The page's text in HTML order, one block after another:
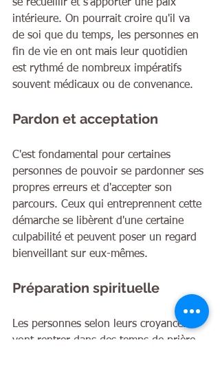
se recueillir et s'apporter une paix
intérieure. On pourrait croire qu'il va
de soi que du temps, les personnes en
fin de vie en ont mais leur quotidien
est rythmé de nombreux impératifs
souvent médicaux ou de convenance.
Pardon et acceptation
C'est fondamental pour certaines
personnes de pouvoir se pardonner ses
propres erreurs et d'accepter son
parcours. Ceux qui entreprennent cette
démarche se libèrent d'une certaine
culpabilité et peuvent poser un regard
bienveillant sur eux-mêmes.
Préparation spirituelle
Les personnes selon leurs croyances
vont rentrer dans des temps de prière,